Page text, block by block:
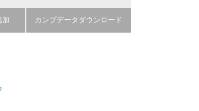
加 カンプデータダウンロード